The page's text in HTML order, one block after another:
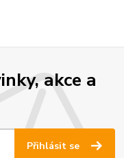
akce a
Přihlásit se